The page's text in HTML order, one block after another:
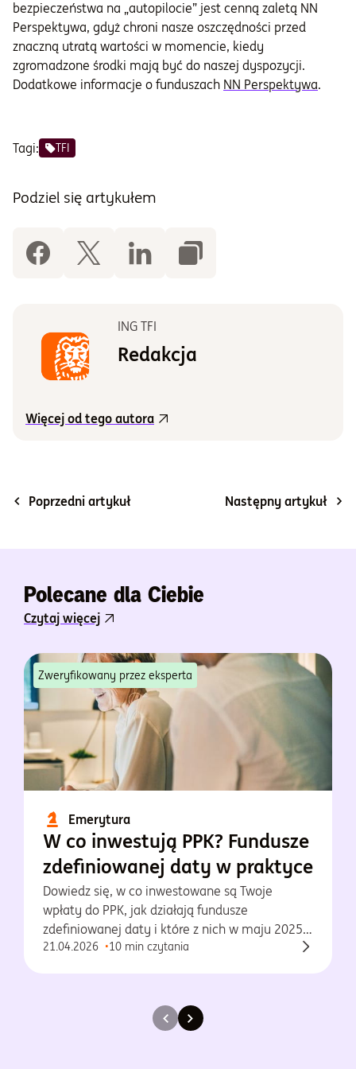
bezpieczeństwa na „autopilocie” jest cenną zaletą NN
Perspektywa, gdyż chroni nasze oszczędności przed
znaczną utratą wartości w momencie, kiedy
zgromadzone środki mają być do naszej dyspozycji.
Dodatkowe informacje o funduszach NN Perspektywa.
Tagi: TFI
Podziel się artykułem
ING TFI
Redakcja
Więcej od tego autora
Poprzedni artykuł Następny artykuł
Polecane dla Ciebie
Czytaj więcej
Zweryfikowany przez eksperta
Emerytura
W co inwestują PPK? Fundusze
zdefiniowanej daty w praktyce
Dowiedz się, w co inwestowane są Twoje
wpłaty do PPK, jak działają fundusze
zdefiniowanej daty i które z nich w maju 2025
osiągnęły najlepsze wyniki.
21.04.2026 10 min czytania